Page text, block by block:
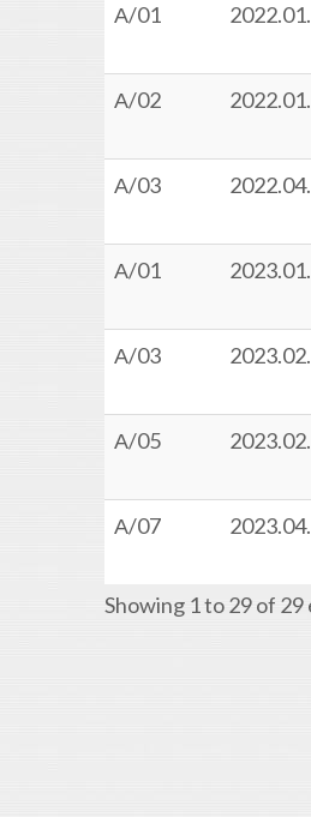
А/01
А/02
А/03
А/01
А/03
А/05
А/07
Showing 1 to 29 of